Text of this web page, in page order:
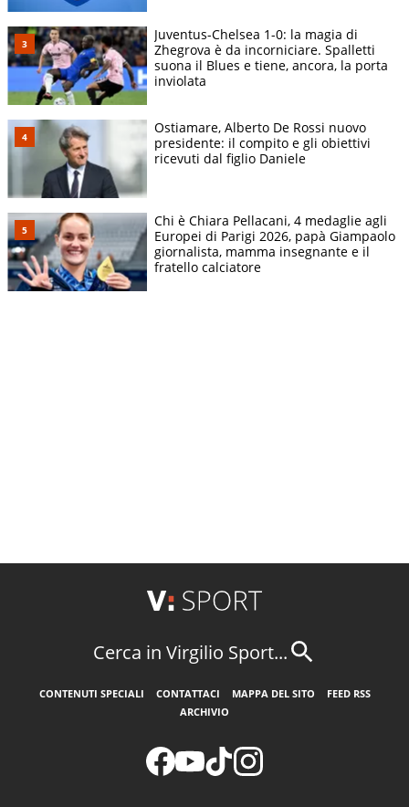
Juventus-Chelsea 1-0: la magia di
Zhegrova è da incorniciare. Spalletti
suona il Blues e tiene, ancora, la porta
inviolata
Ostiamare, Alberto De Rossi nuovo
presidente: il compito e gli obiettivi
ricevuti dal figlio Daniele
Chi è Chiara Pellacani, 4 medaglie agli
Europei di Parigi 2026, papà Giampaolo
giornalista, mamma insegnante e il
fratello calciatore
Cerca in Virgilio Sport...
CONTENUTI SPECIALI CONTATTACI MAPPA DEL SITO
FEED RSS
ARCHIVIO